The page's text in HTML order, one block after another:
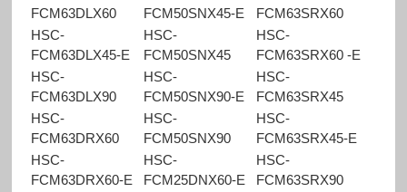
FCM63DLX60
FCM50SNX45-E
FCM63SRX60
HSC-
FCM63DLX45-E
HSC-
FCM50SNX45
HSC-
FCM63SRX60 -E
HSC-
FCM63DLX90
HSC-
FCM50SNX90-E
HSC-
FCM63SRX45
HSC-
FCM63DRX60
HSC-
FCM50SNX90
HSC-
FCM63SRX45-E
HSC-
FCM63DRX60-E
HSC-
FCM25DNX60-E
HSC-
FCM63SRX90